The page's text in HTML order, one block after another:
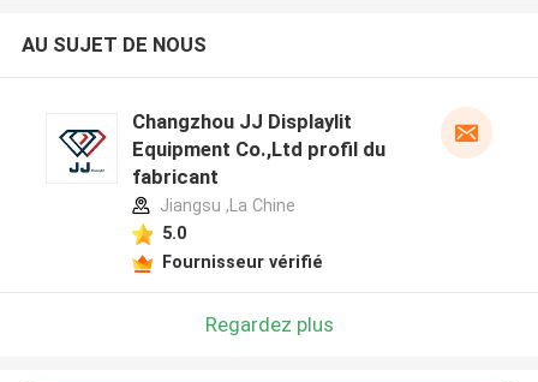
AU SUJET DE NOUS
Changzhou JJ Displaylit
Equipment Co.,Ltd profil du
fabricant
Jiangsu ,La Chine
5.0
Fournisseur vérifié
Regardez plus